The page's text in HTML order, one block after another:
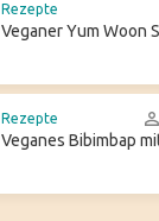
Rezepte
Veganer Yum Woon
Rezepte
Veganes Bibimbap